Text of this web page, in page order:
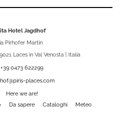
Hotel Jagdhof
Pirhofer Martin
Laces in Val Venosta | Italia
+39 0473 622299
places.com
Here we are!
Da sapere Cataloghi Meteo